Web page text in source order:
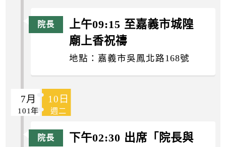
上午09:15 至嘉義市城隍
廟上香祝禱
地點：嘉義市吳鳳北路168號
7月 10日
101年 週二
下午02:30 出席「院長與